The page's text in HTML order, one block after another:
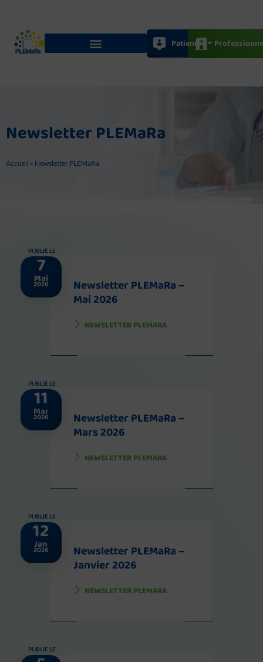
contenu
Patients
Newsletter PLEMaRa
Accueil » Newsletter PLEMaRa
PUBLIÉ LE
7
Mai
2026
Newsletter PLEMaRa –
Mai 2026
NEWSLETTER PLEMARA
PUBLIÉ LE
11
Mar
2026
Newsletter PLEMaRa –
Mars 2026
NEWSLETTER PLEMARA
PUBLIÉ LE
12
Jan
2026
Newsletter PLEMaRa –
Janvier 2026
NEWSLETTER PLEMARA
PUBLIÉ LE